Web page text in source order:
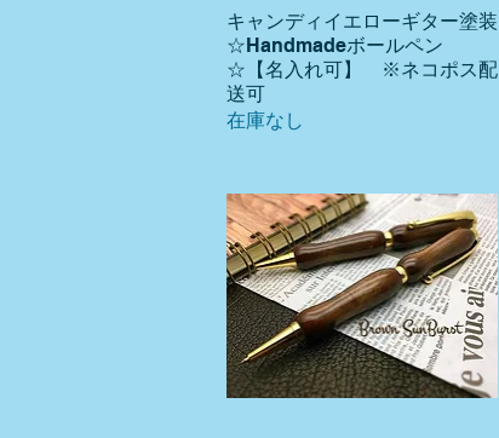
クイックビュー
キャンディイエローギター塗装
☆Handmadeボールペン
☆【名入れ可】 ※ネコポス配
送可
在庫なし